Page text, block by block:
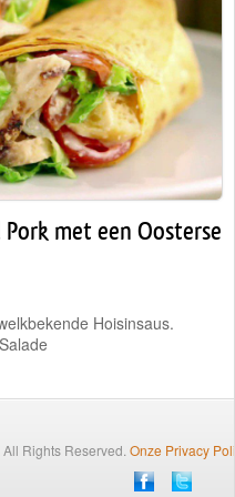
met een Oosterse
Hoisinsaus.
Rights Reserved. Onze Privacy